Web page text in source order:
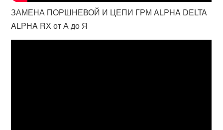
ЗАМЕНА ПОРШНЕВОЙ И ЦЕПИ ГРМ ALPHA DELTA
ALPHA RX от А до Я